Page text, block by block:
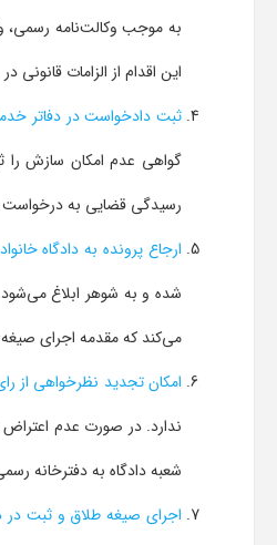
به موجب وکالت‌نامه رسمی،
این اقدام از الزامات
ثبت دادخواست در دفاتر
گواهی عدم امکان سازش را
رسیدگی قضایی به
ارجاع پرونده به دادگاه
شده و به شوهر ابلاغ
می‌کند که مقدمه اجرای
امکان تجدید نظرخواهی از
ندارد. در صورت عدم اعتراض
شعبه دادگاه به دفترخانه
اجرای صیغه طلاق و ثبت در